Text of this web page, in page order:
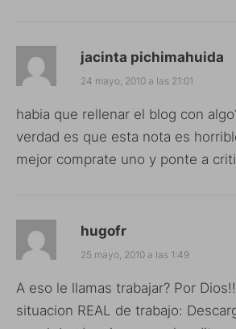
jacinta pichimahuida
24 mayo, 2010 a las 21:01
habia que rellenar el blog con
verdad es que esta nota es
mejor comprate uno y ponte a
hugofr
25 mayo, 2010 a las 1:49
A eso le llamas trabajar? Por
situacion REAL de trabajo: